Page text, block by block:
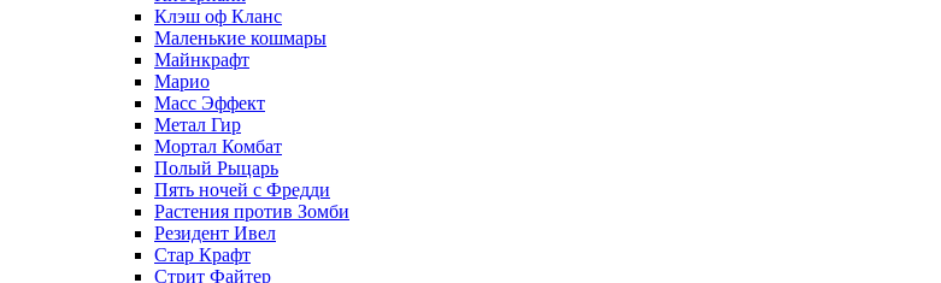
Клэш оф Кланс
Маленькие кошмары
Майнкрафт
Марио
Масс Эффект
Метал Гир
Мортал Комбат
Полый Рыцарь
Пять ночей с Фредди
Растения против Зомби
Резидент Ивел
Стар Крафт
Стрит Файтер